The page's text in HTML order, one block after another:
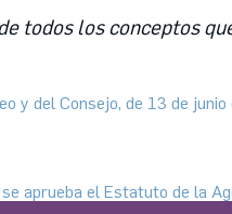
todos los conceptos
y del Consejo, de 13 de
aprueba el Estatuto de la